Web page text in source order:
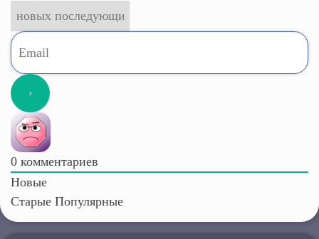
0 комментариев
Новые
Старые Популярные